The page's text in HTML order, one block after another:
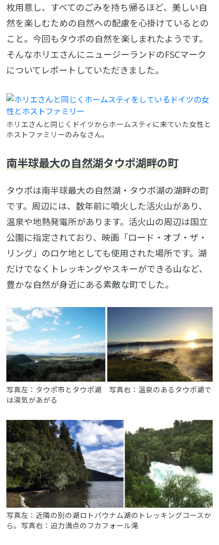
枚用意し、すべてのごみを持ち帰るほど、美しい自
然を楽しむための自然への配慮を心掛けているとの
こと。今回もタウポの自然を楽しまれたようです。
そんなホリエさんにニュージーランドのFSCマーク
についてレポートしていただきました。
ホリエさんと同じくドイツからホームスティに来ていた女性と
ホストファミリーのみなさん。
南半球最大の自然湖タウポ湖畔の町
タウポは南半球最大の自然湖・タウポ湖の湖畔の町
です。周辺には、数年前に噴火した活火山があり、
温泉や地熱発電所があります。活火山の周辺は国立
公園に指定されており、映画「ロード・オブ・ザ・
リング」のロケ地としても使用された場所です。湖
だけでなくトレッキングやスキーができる山など、
豊かな自然が身近にある素敵な町でした。
写真左：タウポ市とタウポ湖 写真右：温泉のあるタウポ湖で
は湯気があがる
写真左：近隣の別の湖ロトパウナム湖のトレッキングコースか
ら。写真右：迫力満点のフカフォール滝